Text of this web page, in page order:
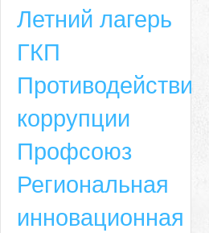
6-49, электронный адрес: aja_70@mail.ru
Летний лагерь
ГКП
Противодействие
коррупции
Профсоюз
Региональная
инновационная